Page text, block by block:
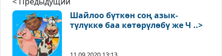
Шайлоо бүткөн соң азык-
түлүккө баа көтөрүлөбү же Ч ..>